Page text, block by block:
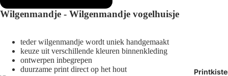
Wilgenmandje - Wilgenmandje vogelhuisje
teder wilgenmandje wordt uniek handgemaakt
keuze uit verschillende kleuren binnenkleding
ontwerpen inbegrepen
duurzame print direct op het hout